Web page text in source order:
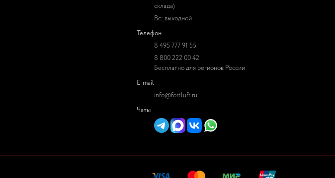
склада)
Вс: выходной
Телефон
8 495 777 91 55
8 800 222 00 42
Бесплатно для регионов России
E-mail
info@fortluft.ru
Чаты